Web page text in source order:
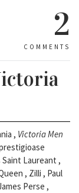
2
COMMENTS
, Victoria Men
Laureant ,
, Zilli , Paul
Perse ,